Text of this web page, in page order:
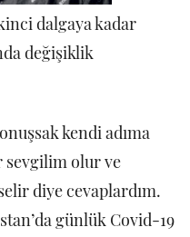
dalgaya kadar
değişiklik
kendi adıma
sevgilim olur ve
diye cevaplardım.
günlük Covid-19